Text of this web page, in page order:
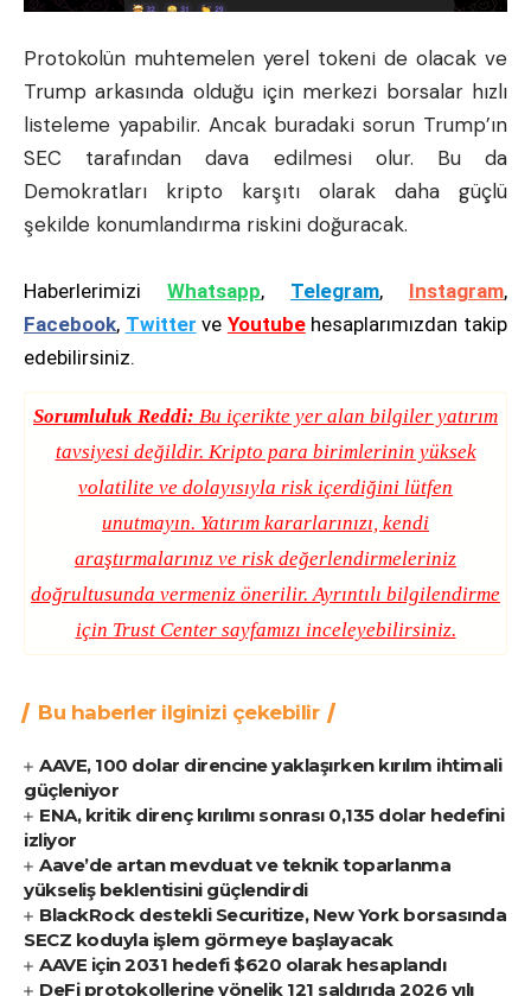
Protokolün muhtemelen yerel tokeni de olacak ve
Trump arkasında olduğu için merkezi borsalarhızlı
listeleme yapabilir. Ancak buradaki sorun Trump’ın
SEC tarafından dava edilmesi olur. Bu da
Demokratları kripto karşıtı olarak daha güçlü
şekilde konumlandırma riskini doğuracak.
Haberlerimizi Whatsapp, Telegram, Instagram,
Facebook, Twitter ve Youtubehesaplarımızdan takip
edebilirsiniz.
Sorumluluk Reddi: Bu içerikte yer alan bilgiler yatırım
tavsiyesi değildir. Kripto para birimlerinin yüksek
volatilite ve dolayısıyla risk içerdiğini lütfen
unutmayın. Yatırım kararlarınızı, kendi
araştırmalarınız ve risk değerlendirmeleriniz
doğrultusunda vermeniz önerilir. Ayrıntılı bilgilendirme
için Trust Centersayfamızı inceleyebilirsiniz.
Bu haberler ilginizi çekebilir
AAVE, 100 dolar direncine yaklaşırken kırılım ihtimali
güçleniyor
ENA, kritik direnç kırılımı sonrası 0,135 dolar hedefini
izliyor
Aave’de artan mevduat ve teknik toparlanma
yükseliş beklentisini güçlendirdi
BlackRock destekli Securitize, New York borsasında
SECZ koduyla işlem görmeye başlayacak
AAVE için 2031 hedefi $620 olarak hesaplandı
DeFi protokollerine yönelik 121 saldırıda 2026 yılı